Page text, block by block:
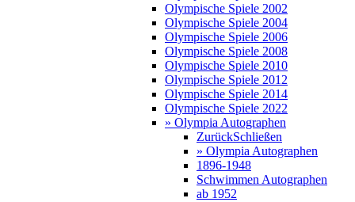
Olympische Spiele 2002
Olympische Spiele 2004
Olympische Spiele 2006
Olympische Spiele 2008
Olympische Spiele 2010
Olympische Spiele 2012
Olympische Spiele 2014
Olympische Spiele 2022
» Olympia Autographen
ZurückSchließen
» Olympia Autographen
1896-1948
Schwimmen Autographen
ab 1952